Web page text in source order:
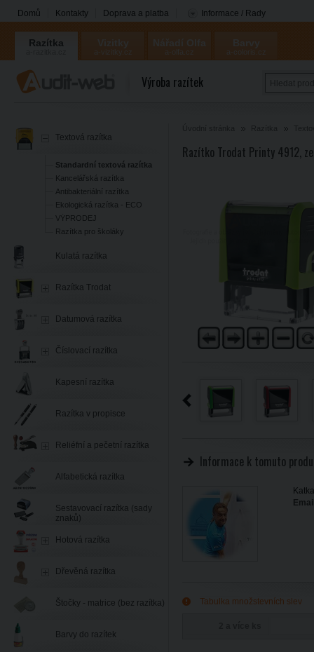
Domů Kontakty Doprava a platba Informace / Rady
Razítka
Coloris
Výroba razítek
Razítko Trodat Printy 4912,
Informace k tomuto
Tabulka množstevních slev
Textová razítka
Standardní textová razítka
Kancelářská razítka
Antibakteriální razítka
Ekologická razítka - ECO
VÝPRODEJ
Razítka pro školáky
Kulatá razítka
Razítka Trodat
Datumová razítka
Číslovací razítka
Kapesní razítka
Razítka v propisce
Reliéfní a pečetní razítka
Alfabetická razítka
Sestavovací razítka (sady
znaků)
Hotová razítka
Dřevěná razítka
Štočky - matrice (bez razítka)
Barvy do razítek